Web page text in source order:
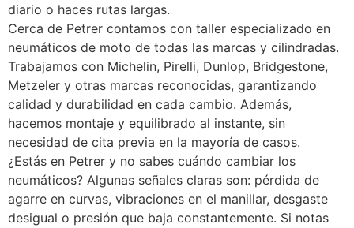
diario o haces rutas largas.
Cerca de Petrer contamos con taller especializado en
neumáticos de moto de todas las marcas y cilindradas.
Trabajamos con Michelin, Pirelli, Dunlop, Bridgestone,
Metzeler y otras marcas reconocidas, garantizando
calidad y durabilidad en cada cambio. Además,
hacemos montaje y equilibrado al instante, sin
necesidad de cita previa en la mayoría de casos.
¿Estás en Petrer y no sabes cuándo cambiar los
neumáticos? Algunas señales claras son: pérdida de
agarre en curvas, vibraciones en el manillar, desgaste
desigual o presión que baja constantemente. Si notas